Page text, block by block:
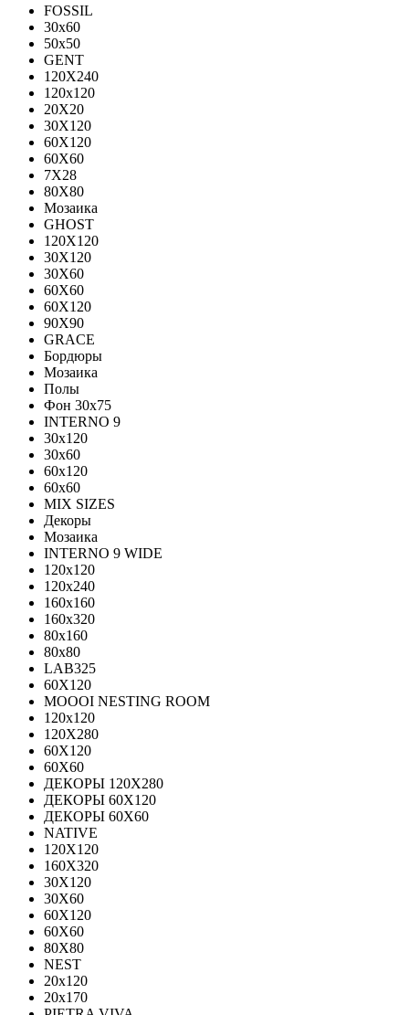
FOSSIL
30x60
50x50
GENT
120X240
120х120
20X20
30X120
60X120
60X60
7X28
80X80
Мозаика
GHOST
120X120
30X120
30X60
60X60
60Х120
90X90
GRACE
Бордюры
Мозаика
Полы
Фон 30х75
INTERNO 9
30x120
30x60
60x120
60x60
MIX SIZES
Декоры
Мозаика
INTERNO 9 WIDE
120x120
120x240
160x160
160x320
80x160
80x80
LAB325
60X120
MOOOI NESTING ROOM
120x120
120Х280
60Х120
60Х60
ДЕКОРЫ 120Х280
ДЕКОРЫ 60Х120
ДЕКОРЫ 60Х60
NATIVE
120Х120
160Х320
30X120
30X60
60X120
60X60
80Х80
NEST
20x120
20x170